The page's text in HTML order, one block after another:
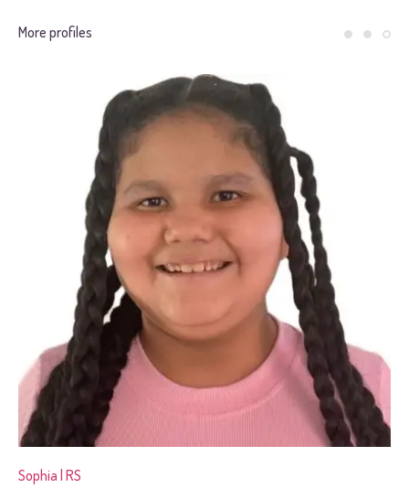
More profiles
Sophia | RS